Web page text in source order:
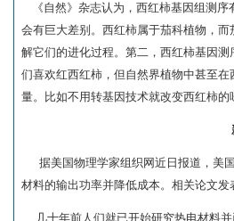
《自然》杂志认为，西红柿基因组测序
会有巨大差别。西红柿属于茄科植物，
解它们的进化过程。第二，西红柿基因
们喜欢红西红柿，但自然界植物中甚至
量。比如不用转基因技术就改变西红柿
据美国物理学家组织网近日报道，美
材料的输出功率并降低成本。相关论文发
几十年前人们就已开始研究热电材料并